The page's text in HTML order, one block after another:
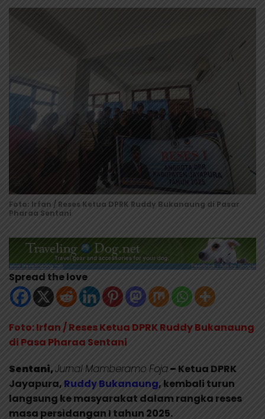
Foto: Irfan / Reses Ketua DPRK Ruddy Bukanaung di Pasar
Pharaa Sentani
Spread the love
Foto: Irfan / Reses Ketua DPRK Ruddy Bukanaung
di Pasa Pharaa Sentani
Sentani,Jurnal Mamberamo Foja– Ketua DPRK
Jayapura, Ruddy Bukanaung, kembali turun
langsung ke masyarakat dalam rangka reses
masa persidangan I tahun 2025.